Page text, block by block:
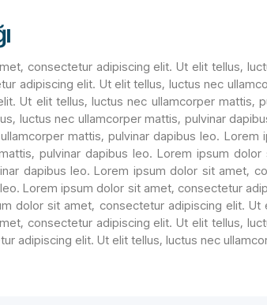
consectetur adipiscing elit. Ut elit tellus,
adipiscing elit. Ut elit tellus, luctus nec
Ut elit tellus, luctus nec ullamcorper
luctus nec ullamcorper mattis, pulvinar
mattis, pulvinar dapibus leo.
pulvinar dapibus leo. Lorem ipsum
dapibus leo. Lorem ipsum dolor sit amet,
Lorem ipsum dolor sit amet, consectetur
dolor sit amet, consectetur adipiscing elit.
consectetur adipiscing elit. Ut elit tellus,
adipiscing elit. Ut elit tellus, luctus nec